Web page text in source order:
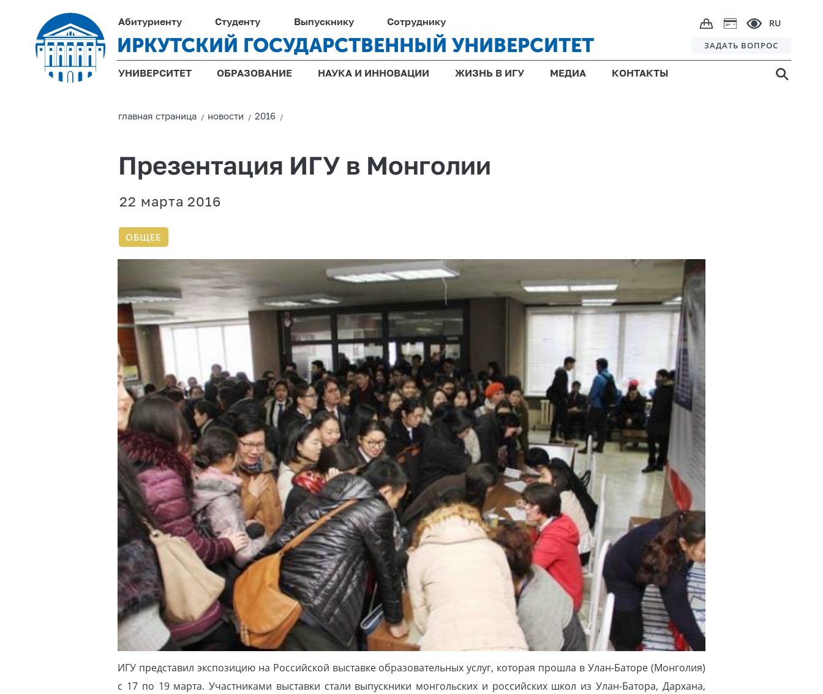
Абитуриенту Студенту Выпускнику Сотруднику RU
ИРКУТСКИЙ ГОСУДАРСТВЕННЫЙ УНИВЕРСИТЕТ ЗАДАТЬ ВОПРОС
УНИВЕРСИТЕТ ОБРАЗОВАНИЕ НАУКА И ИННОВАЦИИ ЖИЗНЬ В ИГУ МЕДИА КОНТАКТЫ
главная страницa / новости /2016 /
Презентация ИГУ в Монголии
22 марта 2016
ОБЩЕЕ
ИГУ представил экспозицию на Российской выставке образовательных услуг, которая прошла в Улан-Баторе (Монголия)
с 17 по 19 марта. Участниками выставки стали выпускники монгольских и российских школ из Улан-Батора, Дархана,